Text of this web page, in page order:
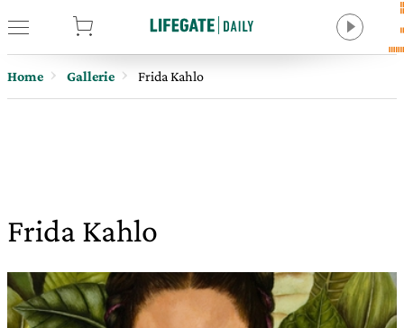
Home Gallerie Frida Kahlo
Frida Kahlo